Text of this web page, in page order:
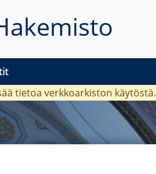
tietoa verkkoarkiston käytöstä.